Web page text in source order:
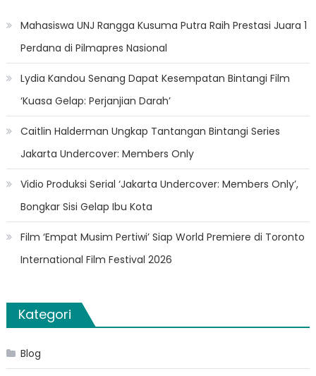
Mahasiswa UNJ Rangga Kusuma Putra Raih Prestasi Juara 1
Perdana di Pilmapres Nasional
Lydia Kandou Senang Dapat Kesempatan Bintangi Film
‘Kuasa Gelap: Perjanjian Darah’
Caitlin Halderman Ungkap Tantangan Bintangi Series
Jakarta Undercover: Members Only
Vidio Produksi Serial ‘Jakarta Undercover: Members Only’,
Bongkar Sisi Gelap Ibu Kota
Film ‘Empat Musim Pertiwi’ Siap World Premiere di Toronto
International Film Festival 2026
Kategori
Blog